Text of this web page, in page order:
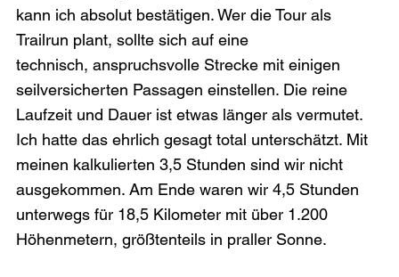
kann ich absolut bestätigen. Wer die Tour als
Trailrun plant, sollte sich auf eine
technisch, anspruchsvolle Strecke mit einigen
seilversicherten Passagen einstellen. Die reine
Laufzeit und Dauer ist etwas länger als vermutet.
Ich hatte das ehrlich gesagt total unterschätzt. Mit
meinen kalkulierten 3,5 Stunden sind wir nicht
ausgekommen. Am Ende waren wir 4,5 Stunden
unterwegs für 18,5 Kilometer mit über 1.200
Höhenmetern, größtenteils in praller Sonne.